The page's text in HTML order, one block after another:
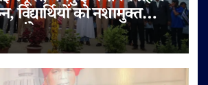
विद्यार्थियों को नशामुक्त
संदेश